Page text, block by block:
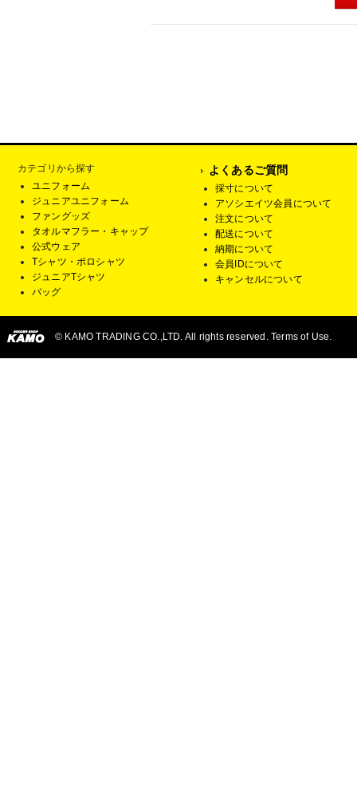
カテゴリから探す
ユニフォーム
ジュニアユニフォーム
ファングッズ
タオルマフラー・キャップ
公式ウェア
Tシャツ・ポロシャツ
ジュニアTシャツ
バッグ
よくあるご質問
採寸について
アソシエイツ会員について
注文について
配送について
納期について
会員IDについて
キャンセルについて
© KAMO TRADING CO.,LTD. All rights reserved. Terms of Use.